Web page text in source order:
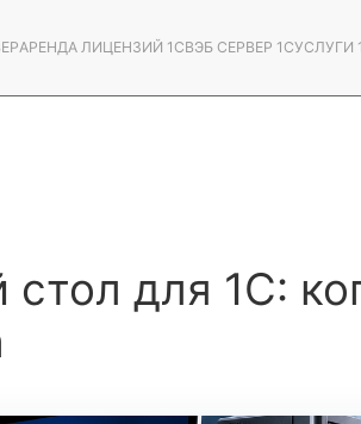
АРЕНДА ЛИЦЕНЗИЙ 1СВЭБ СЕРВЕР 1СУСЛУГИ
для 1С: